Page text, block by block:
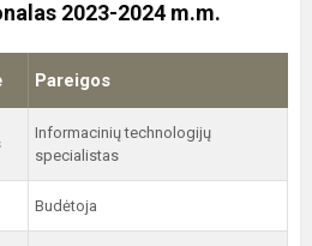
2023-2024 m.m.
Pareigos
Informacinių technologijų
specialistas
Budėtoja